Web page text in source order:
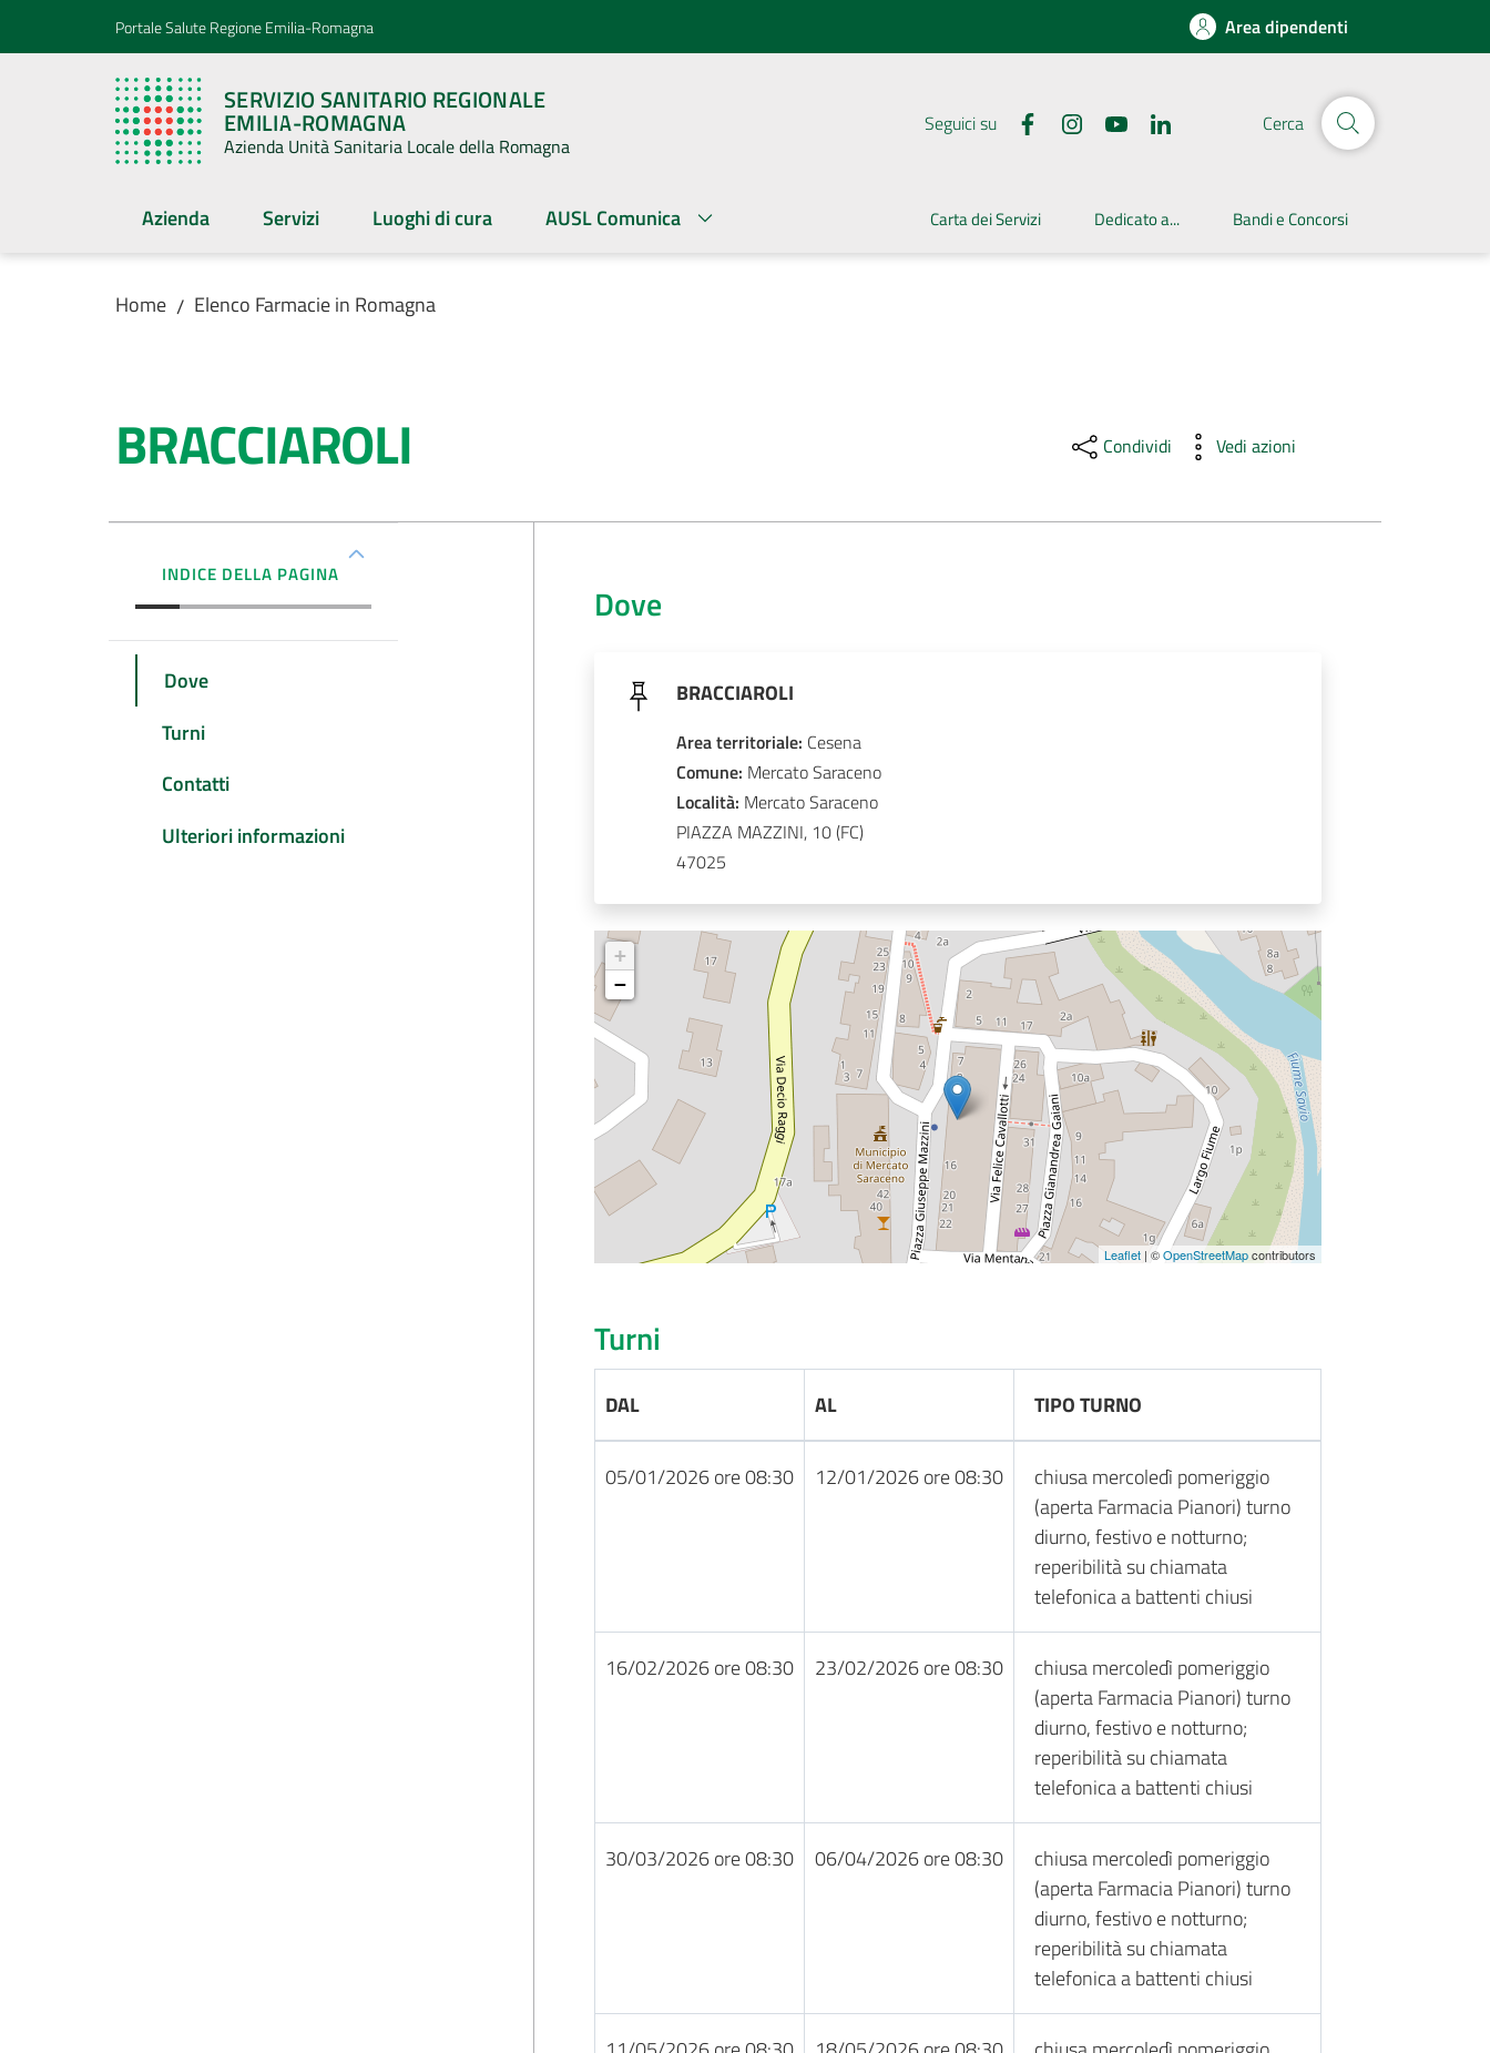
Vai al contenuto
Vai alla navigazionePortale Salute Regione Emilia-Romagna Area dipendenti
SERVIZIO SANITARIO REGIONALE
EMILIA-ROMAGNA
Azienda Unità Sanitaria Locale della Romagna
Seguici su Cerca
Azienda Servizi Luoghi di cura AUSL Comunica Carta dei Servizi Dedicato a... Bandi e Concorsi
Home / Elenco Farmacie in Romagna
BRACCIAROLI Condividi Vedi azioni
INDICE DELLA PAGINA
Dove
Turni
Contatti
Ulteriori informazioni
Dove
BRACCIAROLI
Area territoriale: Cesena
Comune: Mercato Saraceno
Località: Mercato Saraceno
PIAZZA MAZZINI, 10
(FC)
47025
+
−
Leaflet| ©OpenStreetMapcontributors
Turni
DAL AL TIPO TURNO
05/01/2026 ore 08:30 12/01/2026 ore 08:30
chiusa mercoledì pomeriggio
(aperta Farmacia Pianori) turno
diurno, festivo e notturno;
reperibilità su chiamata
telefonica a battenti chiusi
16/02/2026 ore 08:30 23/02/2026 ore 08:30
chiusa mercoledì pomeriggio
(aperta Farmacia Pianori) turno
diurno, festivo e notturno;
reperibilità su chiamata
telefonica a battenti chiusi
30/03/2026 ore 08:30 06/04/2026 ore 08:30
chiusa mercoledì pomeriggio
(aperta Farmacia Pianori) turno
diurno, festivo e notturno;
reperibilità su chiamata
telefonica a battenti chiusi